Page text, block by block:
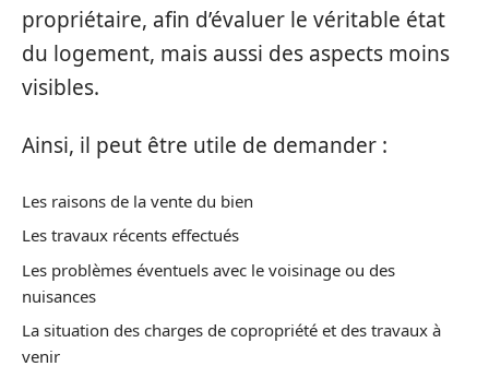
propriétaire, afin d’évaluer le véritable état
du logement, mais aussi des aspects moins
visibles.
Ainsi, il peut être utile de demander :
Les raisons de la vente du bien
Les travaux récents effectués
Les problèmes éventuels avec le voisinage ou des
nuisances
La situation des charges de copropriété et des travaux à
venir